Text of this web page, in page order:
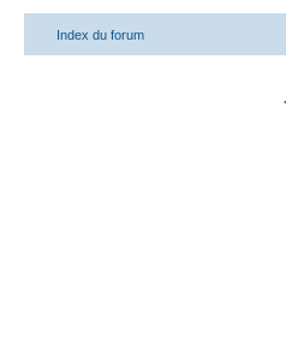
Index du forum